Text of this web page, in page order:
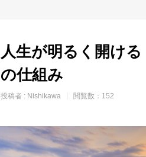
人生が明るく開ける
の仕組み
投稿者 : Nishikawa 閲覧数：152